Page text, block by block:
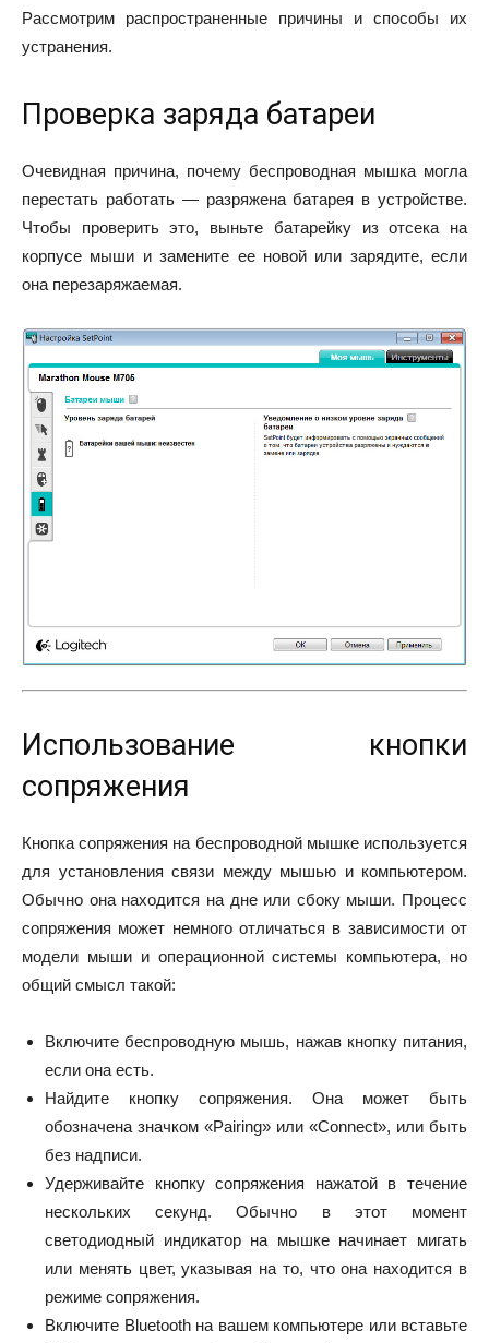
Рассмотрим распространенные причины и способы их
устранения.
Проверка заряда батареи
Очевидная причина, почему беспроводная мышка могла
перестать работать — разряжена батарея в устройстве.
Чтобы проверить это, выньте батарейку из отсека на
корпусе мыши и замените ее новой или зарядите, если
она перезаряжаемая.
Использование кнопки
сопряжения
Кнопка сопряжения на беспроводной мышке используется
для установления связи между мышью и компьютером.
Обычно она находится на дне или сбоку мыши. Процесс
сопряжения может немного отличаться в зависимости от
модели мыши и операционной системы компьютера, но
общий смысл такой:
Включите беспроводную мышь, нажав кнопку питания,
если она есть.
Найдите кнопку сопряжения. Она может быть
обозначена значком «Pairing» или «Connect», или быть
без надписи.
Удерживайте кнопку сопряжения нажатой в течение
нескольких секунд. Обычно в этот момент
светодиодный индикатор на мышке начинает мигать
или менять цвет, указывая на то, что она находится в
режиме сопряжения.
Включите Bluetooth на вашем компьютере или вставьте